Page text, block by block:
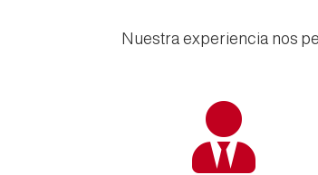
Nuestra experiencia nos
